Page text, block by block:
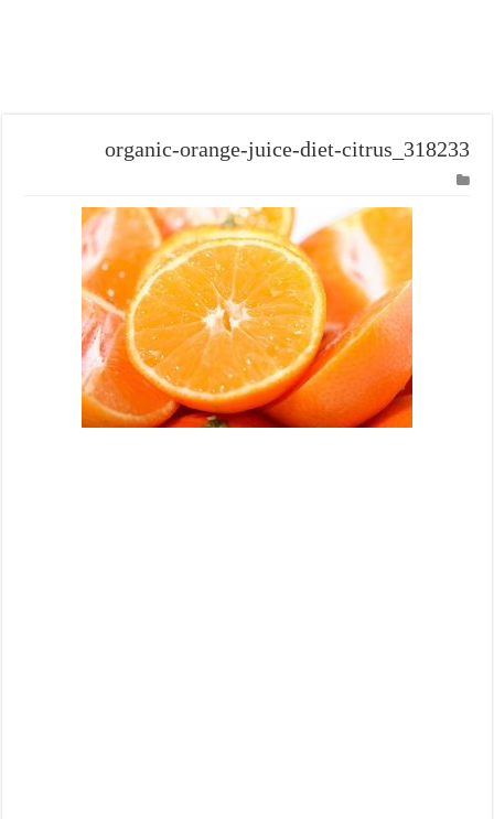
organic-orange-juice-diet-citrus_318233